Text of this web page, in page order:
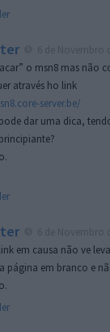
o msn8 mas não
através ho link
server.be/
dar uma dica,
em causa não ve
página em branco e